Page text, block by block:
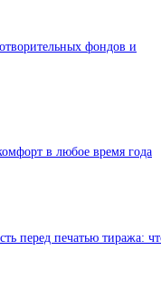
фондов и
в любое время года
перед печатью тиража: